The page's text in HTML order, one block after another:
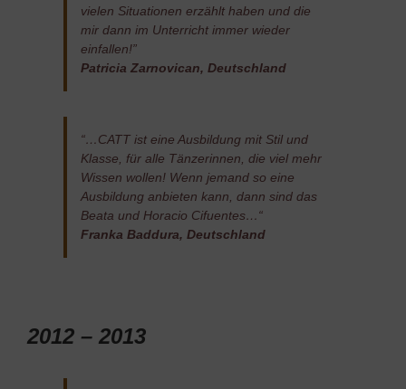
vielen Situationen erzählt haben und die
mir dann im Unterricht immer wieder
einfallen!”
Patricia Zarnovican, Deutschland
“…CATT ist eine Ausbildung mit Stil und
Klasse, für alle Tänzerinnen, die viel mehr
Wissen wollen! Wenn jemand so eine
Ausbildung anbieten kann, dann sind das
Beata und Horacio Cifuentes…“
Franka Baddura, Deutschland
2012 – 2013